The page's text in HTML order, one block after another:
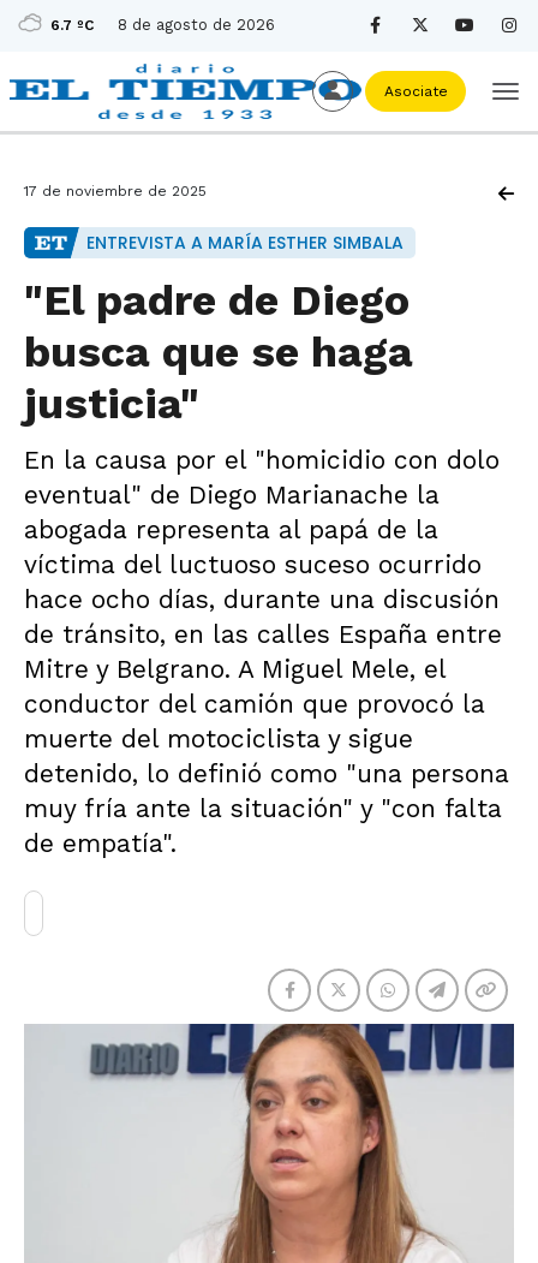
6.7 ºC 8 de agosto de 2026
Asociate
17 de noviembre de 2025
ENTREVISTA A MARÍA ESTHER SIMBALA
"El padre de Diego
busca que se haga
justicia"
En la causa por el "homicidio con dolo
eventual" de Diego Marianache la
abogada representa al papá de la
víctima del luctuoso suceso ocurrido
hace ocho días, durante una discusión
de tránsito, en las calles España entre
Mitre y Belgrano. A Miguel Mele, el
conductor del camión que provocó la
muerte del motociclista y sigue
detenido, lo definió como "una persona
muy fría ante la situación" y "con falta
de empatía".